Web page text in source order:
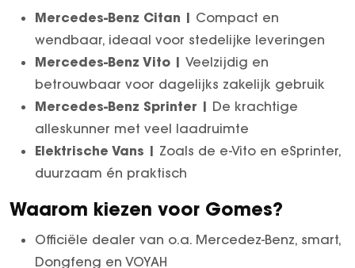
Mercedes-Benz Citan | Compact en
wendbaar, ideaal voor stedelijke leveringen
Mercedes-Benz Vito | Veelzijdig en
betrouwbaar voor dagelijks zakelijk gebruik
Mercedes-Benz Sprinter | De krachtige
alleskunner met veel laadruimte
Elektrische Vans | Zoals de e-Vito en eSprinter,
duurzaam én praktisch
Waarom kiezen voor Gomes?
Officiële dealer van o.a. Mercedez-Benz, smart,
Dongfeng en VOYAH